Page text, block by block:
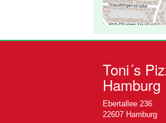
Toni´s
Hamburg
Ebertallee 236
22607 Hamburg